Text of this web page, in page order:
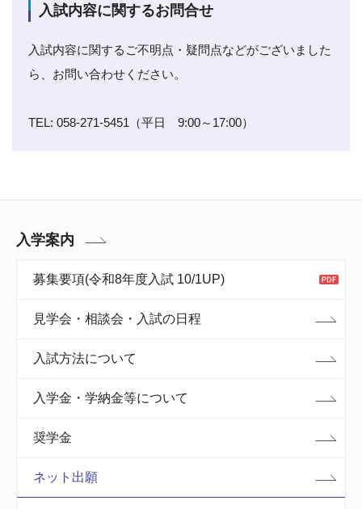
入試内容に関するお問合せ
入試内容に関するご不明点・疑問点などがございました
ら、お問い合わせください。
TEL: 058-271-5451（平日 9:00～17:00）
入学案内
募集要項(令和8年度入試 10/1UP)
見学会・相談会・入試の日程
入試方法について
入学金・学納金等について
奨学金
ネット出願